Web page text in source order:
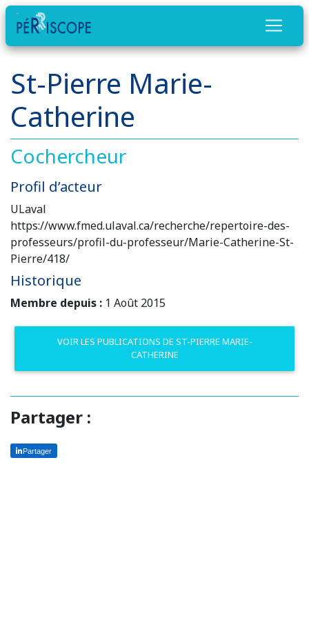
St-Pierre Marie-
Catherine
Cochercheur
Profil d’acteur
ULaval
https://www.fmed.ulaval.ca/recherche/repertoire-des-
professeurs/profil-du-professeur/Marie-Catherine-St-
Pierre/418/
Historique
Membre depuis : 1 Août 2015
VOIR LES PUBLICATIONS DE ST-PIERRE MARIE-
CATHERINE
Partager :
Partager